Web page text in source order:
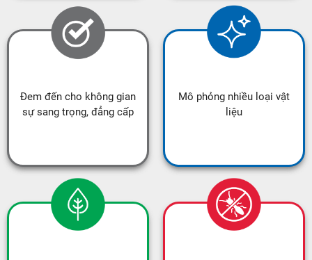
Đem đến cho không gian
sự sang trọng, đẳng cấp
Mô phỏng nhiều loại vật
liệu